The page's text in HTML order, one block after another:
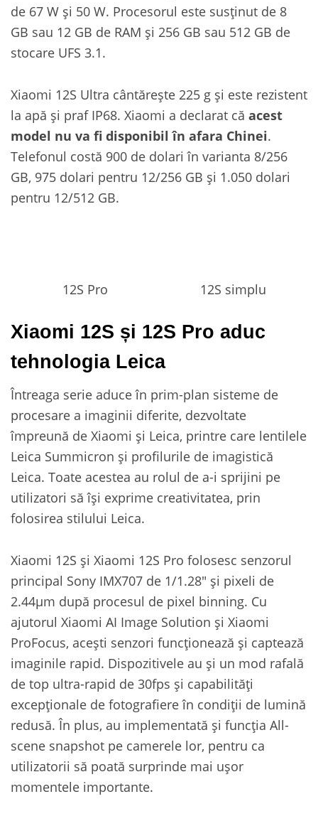
de 67 W și 50 W. Procesorul este susținut de 8
GB sau 12 GB de RAM și 256 GB sau 512 GB de
stocare UFS 3.1.
Xiaomi 12S Ultra cântărește 225 g și este rezistent
la apă și praf IP68. Xiaomi a declarat că acest
model nu va fi disponibil în afara Chinei.
Telefonul costă 900 de dolari în varianta 8/256
GB, 975 dolari pentru 12/256 GB și 1.050 dolari
pentru 12/512 GB.
12S Pro 12S simplu
Xiaomi 12S și 12S Pro aduc
tehnologia Leica
Întreaga serie aduce în prim-plan sisteme de
procesare a imaginii diferite, dezvoltate
împreună de Xiaomi și Leica, printre care lentilele
Leica Summicron și profilurile de imagistică
Leica. Toate acestea au rolul de a-i sprijini pe
utilizatori să își exprime creativitatea, prin
folosirea stilului Leica.
Xiaomi 12S și Xiaomi 12S Pro folosesc senzorul
principal Sony IMX707 de 1/1.28″ și pixeli de
2.44μm după procesul de pixel binning. Cu
ajutorul Xiaomi AI Image Solution și Xiaomi
ProFocus, acești senzori funcționează și captează
imaginile rapid. Dispozitivele au și un mod rafală
de top ultra-rapid de 30fps și capabilități
excepționale de fotografiere în condiții de lumină
redusă. În plus, au implementată și funcția All-
scene snapshot pe camerele lor, pentru ca
utilizatorii să poată surprinde mai ușor
momentele importante.